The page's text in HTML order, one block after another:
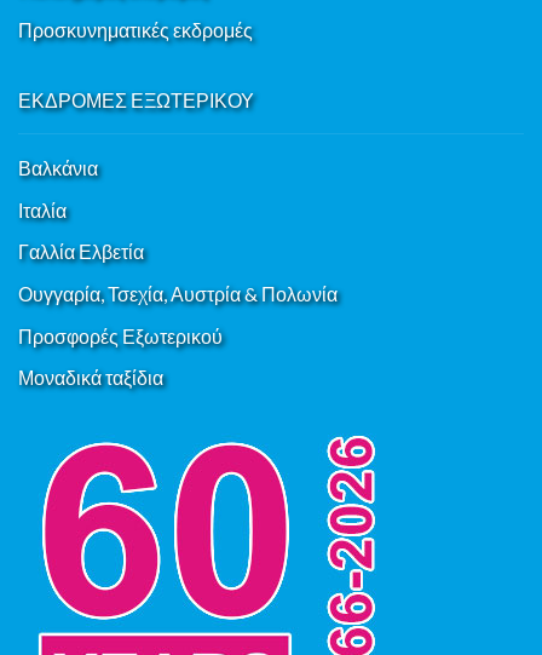
Προσκυνηματικές εκδρομές
ΕΚΔΡΟΜΕΣ ΕΞΩΤΕΡΙΚΟΥ
Βαλκάνια
Ιταλία
Γαλλία Ελβετία
Ουγγαρία, Τσεχία, Αυστρία & Πολωνία
Προσφορές Εξωτερικού
Μοναδικά ταξίδια